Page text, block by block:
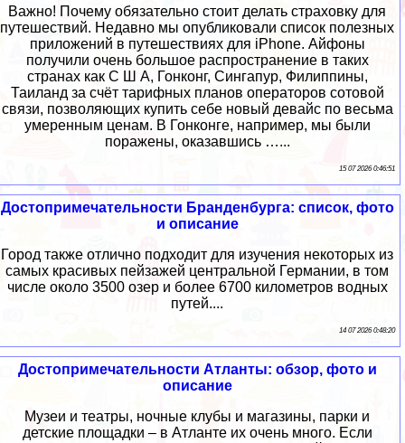
Важно! Почему обязательно стоит делать страховку для
путешествий. Недавно мы опубликовали список полезных
приложений в путешествиях для iPhone. Айфоны
получили очень большое распространение в таких
странах как С Ш А, Гонконг, Сингапур, Филиппины,
Таиланд за счёт тарифных планов операторов сотовой
связи, позволяющих купить себе новый девайс по весьма
умеренным ценам. В Гонконге, например, мы были
поражены, оказавшись …...
15 07 2026 0:46:51
Достопримечательности Бранденбурга: список, фото
и описание
Город также отлично подходит для изучения некоторых из
самых красивых пейзажей центральной Германии, в том
числе около 3500 озер и более 6700 километров водных
путей....
14 07 2026 0:48:20
Достопримечательности Атланты: обзор, фото и
описание
Музеи и театры, ночные клубы и магазины, парки и
детские площадки – в Атланте их очень много. Если